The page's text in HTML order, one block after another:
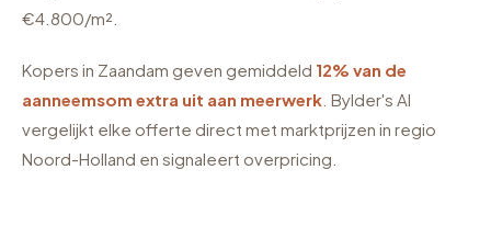
€4.800/m².
Kopers in Zaandam geven gemiddeld 12% van de
aanneemsom extra uit aan meerwerk . Bylder's AI
vergelijkt elke offerte direct met marktprijzen in regio
Noord-Holland en signaleert overpricing.